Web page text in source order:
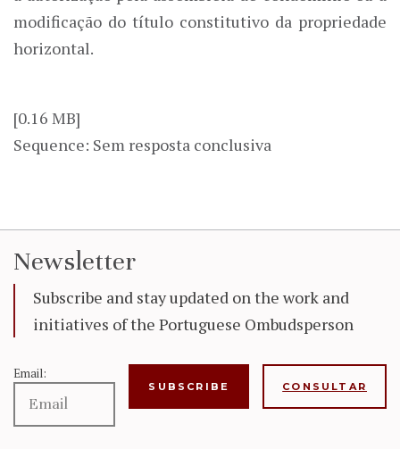
modificação do título constitutivo da propriedade
horizontal.
[0.16 MB]
Sequence: Sem resposta conclusiva
Newsletter
Subscribe and stay updated on the work and
initiatives of the Portuguese Ombudsperson
Email:
CONSULTAR